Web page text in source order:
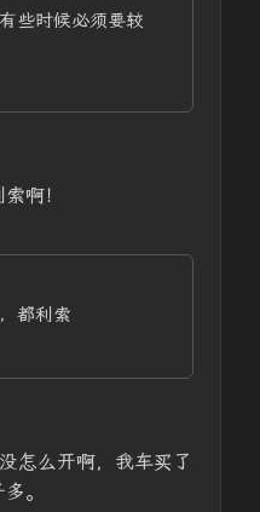
些时候必须要较
啊！
都利索
怎么开啊，我车买了
。